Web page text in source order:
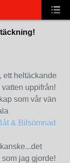
ett heltäckande
uppifrån!
som vår vän
& Bilsömnad
jag gjorde!